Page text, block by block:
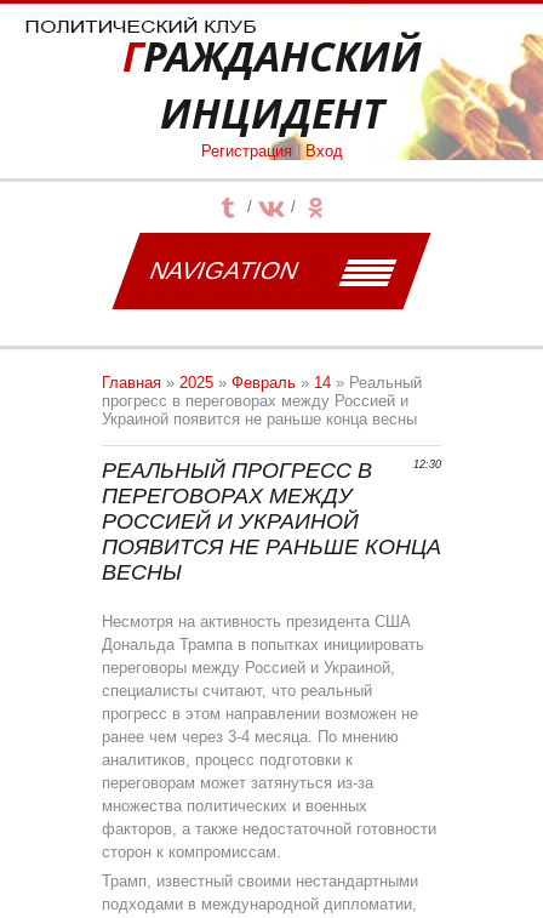
ГРАЖДАНСКИЙ
ИНЦИДЕНТ
Регистрация Вход
NAVIGATION
Главная » 2025 » Февраль » 14 » Реальный
прогресс в переговорах между Россией и
Украиной появится не раньше конца весны
12:30
РЕАЛЬНЫЙ ПРОГРЕСС В
ПЕРЕГОВОРАХ МЕЖДУ
РОССИЕЙ И УКРАИНОЙ
ПОЯВИТСЯ НЕ РАНЬШЕ КОНЦА
ВЕСНЫ
Несмотря на активность президента США
Дональда Трампа в попытках инициировать
переговоры между Россией и Украиной,
специалисты считают, что реальный
прогресс в этом направлении возможен не
ранее чем через 3-4 месяца. По мнению
аналитиков, процесс подготовки к
переговорам может затянуться из-за
множества политических и военных
факторов, а также недостаточной готовности
сторон к компромиссам.
Трамп, известный своими нестандартными
подходами в международной дипломатии,